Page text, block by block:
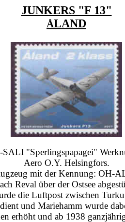
JUNKERS "F 13"
ÅLAND
"Sperlingspapagei"
Aero O.Y. Helsingfors.
mit der Kennung: OH-
Reval über der Ostsee
die Luftpost zwischen
und Mariehamm wurde
erhöht und ab 1938